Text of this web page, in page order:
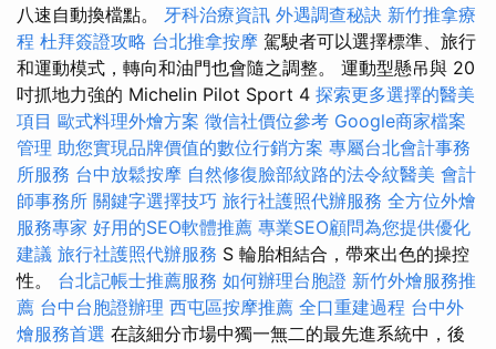
八速自動換檔點。 牙科治療資訊 外遇調查秘訣 新竹推拿療
程 杜拜簽證攻略 台北推拿按摩 駕駛者可以選擇標準、旅行
和運動模式，轉向和油門也會隨之調整。 運動型懸吊與 20
吋抓地力強的 Michelin Pilot Sport 4 探索更多選擇的醫美
項目 歐式料理外燴方案 徵信社價位參考 Google商家檔案
管理 助您實現品牌價值的數位行銷方案 專屬台北會計事務
所服務 台中放鬆按摩 自然修復臉部紋路的法令紋醫美 會計
師事務所 關鍵字選擇技巧 旅行社護照代辦服務 全方位外燴
服務專家 好用的SEO軟體推薦 專業SEO顧問為您提供優化
建議 旅行社護照代辦服務 S 輪胎相結合，帶來出色的操控
性。 台北記帳士推薦服務 如何辦理台胞證 新竹外燴服務推
薦 台中台胞證辦理 西屯區按摩推薦 全口重建過程 台中外
燴服務首選 在該細分市場中獨一無二的最先進系統中，後